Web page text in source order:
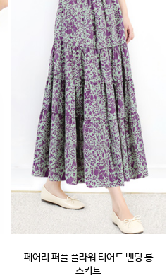
페어리 퍼플 플라워 티어드 밴딩 롱
스커트